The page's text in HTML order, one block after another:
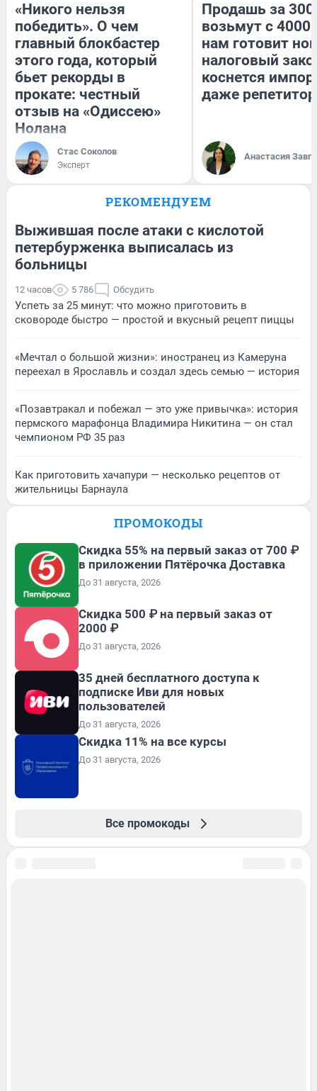
«Никого нельзя
победить». О чем
главный блокбастер
этого года, который
бьет рекорды в
прокате: честный
отзыв на «Одиссею»
Нолана
Стас Соколов
Эксперт
Продашь за
возьмут с
нам готовит
налоговый
коснется
даже
Анастасия
РЕКОМЕНДУЕМ
Выжившая после атаки с кислотой
петербурженка выписалась из
больницы
12 часов 5 786 Обсудить
Успеть за 25 минут: что можно приготовить в
сковороде быстро — простой и вкусный рецепт пиццы
«Мечтал о большой жизни»: иностранец из Камеруна
переехал в Ярославль и создал здесь семью — история
«Позавтракал и побежал — это уже привычка»: история
пермского марафонца Владимира Никитина — он стал
чемпионом РФ 35 раз
Как приготовить хачапури — несколько рецептов от
жительницы Барнаула
ПРОМОКОДЫ
Скидка 55% на первый заказ от 700 ₽
в приложении Пятёрочка Доставка
До 31 августа, 2026
Скидка 500 ₽ на первый заказ от
2000 ₽
До 31 августа, 2026
35 дней бесплатного доступа к
подписке Иви для новых
пользователей
До 31 августа, 2026
Скидка 11% на все курсы
До 31 августа, 2026
Все промокоды